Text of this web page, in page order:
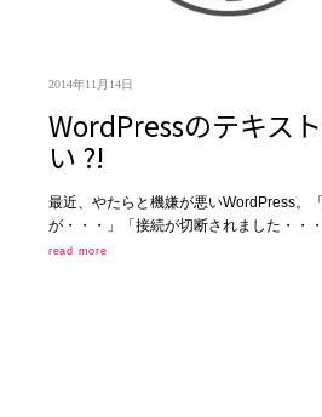
2014年11月14日
WordPressのテキス
い ?!
最近、やたらと機嫌が悪いWordPress。
が・・・」「接続が切断されました・・
read more